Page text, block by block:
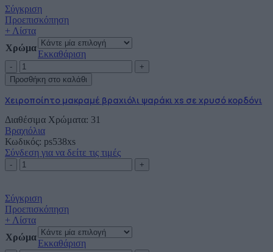
καρδούλα
στριφτή
με
ατσάλινη
χρυσή
αλυσίδα
ποσότητα
Σύγκριση
Προεπισκόπηση
+ Λίστα
Χρώμα
Εκκαθάριση
Χειροποίητο
μακραμέ
βραχιόλι
ψαράκι
xs
σε
χρυσό
κορδόνι
ποσότητα
Προσθήκη στο καλάθι
Χειροποίητο μακραμέ βραχιόλι ψαράκι xs σε χρυσό κορδόνι
Διαθέσιμα Χρώματα: 31
Βραχιόλια
Κωδικός: ps538xs
Σύνδεση για να δείτε τις τιμές
Χειροποίητο
μακραμέ
ψαράκι
xs
σε
χρυσό
κορδόνι
Σύγκριση
Προεπισκόπηση
+ Λίστα
Χρώμα
Εκκαθάριση